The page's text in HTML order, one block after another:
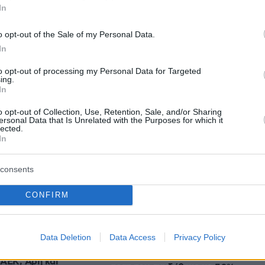
opt-out of the Sale of my Personal Data.
opt-out of processing my Personal Data for Targeted
opt-out of Collection, Use, Retention, Sale, and/or Sharing
Data that Is Unrelated with the Purposes for which it
CONFIRM
Data Deletion Data Access Privacy Policy
ΕιδήσειςΔημοφιλή
Τα μεγάλα
έρωτα
ΑΕΚ, Άρη και